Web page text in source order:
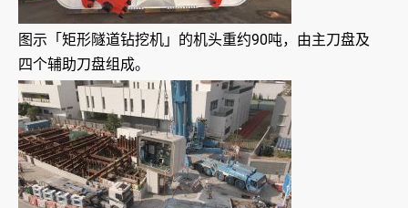
图示「矩形隧道钻挖机」的机头重约90吨，由主刀盘及
四个辅助刀盘组成。